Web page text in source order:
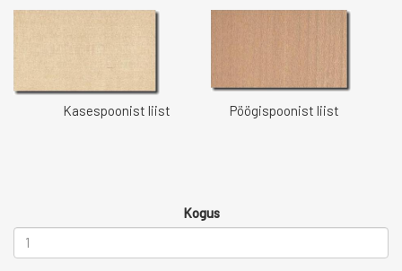
Kasespoonist liist Pöögispoonist liist
Kogus